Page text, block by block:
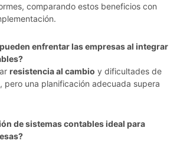
comparando estos beneficios con
enfrentar las empresas al integrar
resistencia al cambio y dificultades de
pero una planificación adecuada supera
de sistemas contables ideal para